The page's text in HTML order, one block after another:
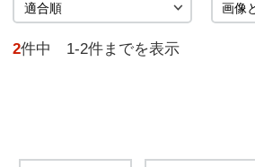
2件中 1-2件までを表示